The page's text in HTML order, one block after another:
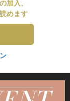
加入、
めます